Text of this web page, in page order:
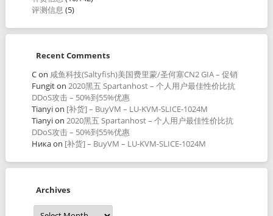
评测信息 (5)
Recent Comments
Con 咸鱼科技(Saltyfish)美国费里蒙/圣何塞CN2 GIA – 促销
Fungiton 2020黑五 Spartanhost – 个人用户最佳性价比抗
DDoS攻击 – 50%到55%优惠
Tianyion [补货] – BuyVM – LU-KVM-SLICE-1024M
Tianyion 2020黑五 Spartanhost – 个人用户最佳性价比抗
DDoS攻击 – 50%到55%优惠
Никаon [补货] – BuyVM – LU-KVM-SLICE-1024M
Archives
Archives